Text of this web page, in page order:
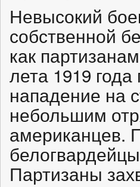
Невысокий
собственной
как
лета 1919
нападение на
небольшим
американцев.
Партизаны